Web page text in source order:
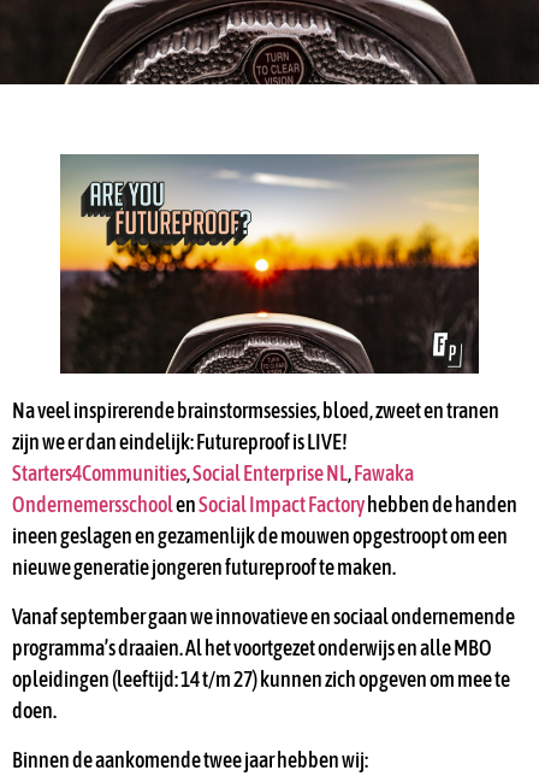
Na veel inspirerende brainstormsessies, bloed, zweet en tranen
zijn we er dan eindelijk: Futureproof is LIVE!
Starters4Communities,Social Enterprise NL,Fawaka
OndernemersschoolenSocial Impact Factoryhebben de handen
ineen geslagen en gezamenlijk de mouwen opgestroopt om een
nieuwe generatie jongeren futureproof te maken.
Vanaf september gaan we innovatieve en sociaal ondernemende
programma’s draaien. Al het voortgezet onderwijs en alle MBO
opleidingen (leeftijd: 14 t/m 27) kunnen zich opgeven om mee te
doen.
Binnen de aankomende twee jaar hebben wij: